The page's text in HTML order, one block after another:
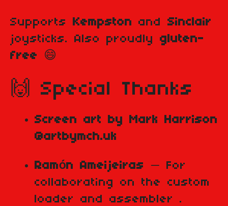
Supports Kempston and Sinclair
joysticks. Also proudly gluten-
free 😄
🙌 Special Thanks
Screen art by Mark Harrison
@artbymch.uk
Ramón Ameijeiras — For
collaborating on the custom
loader and assembler .